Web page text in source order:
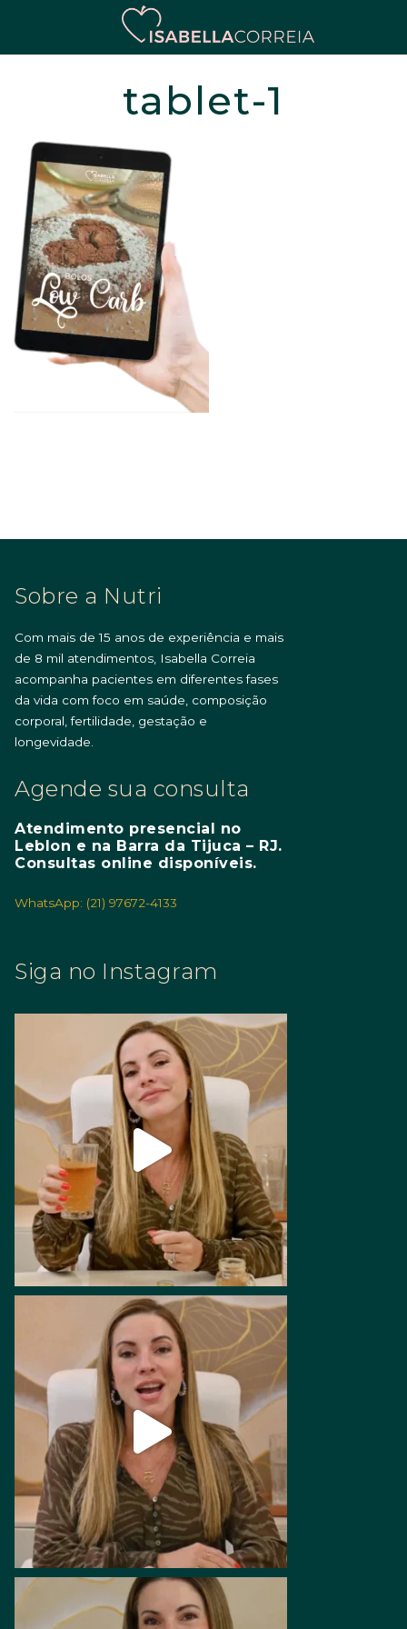
tablet-1
Sobre a Nutri
Com mais de 15 anos de experiência e mais
de 8 mil atendimentos, Isabella Correia
acompanha pacientes em diferentes fases
da vida com foco em saúde, composição
corporal, fertilidade, gestação e
longevidade.
Agende sua consulta
Atendimento presencial no
Leblon e na Barra da Tijuca – RJ.
Consultas online disponíveis.
WhatsApp: (21) 97672-4133
Siga no Instagram